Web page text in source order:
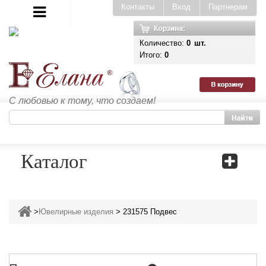
С любовью к тому, что создаем!
Партнерам
Вход
Контакты
Количество: 0 шт.
Итого: 0
Каталог
> Ювелирные изделия > 231575 Подвес